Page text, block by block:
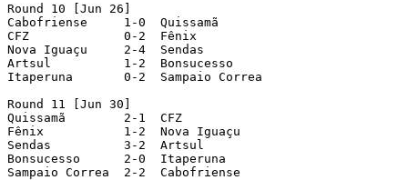
Round 10 [Jun 26]
Cabofriense     1-0  Quissamã
CFZ             0-2  Fênix
Nova Iguaçu     2-4  Sendas
Artsul          1-2  Bonsucesso
Itaperuna       0-2  Sampaio Correa
Round 11 [Jun 30]
Quissamã        2-1  CFZ
Fênix           1-2  Nova Iguaçu
Sendas          3-2  Artsul
Bonsucesso      2-0  Itaperuna
Sampaio Correa  2-2  Cabofriense